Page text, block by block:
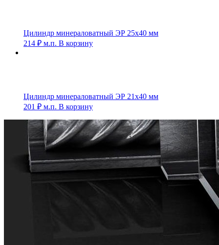
Цилиндр минераловатный ЭР 25х40 мм
214 ₽ м.п. В корзину
Цилиндр минераловатный ЭР 21х40 мм
201 ₽ м.п. В корзину